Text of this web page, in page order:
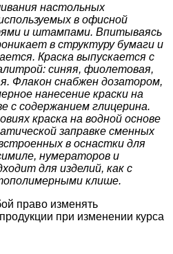
настольных
в офисной
и штампами. Впитываясь
в структуру бумаги и
Краска выпускается с
синяя, фиолетовая,
Флакон снабжен дозатором,
нанесение краски на
с содержанием глицерина.
краска на водной основе
заправке сменных
в оснастки для
нумераторов и
для изделий, как с
клише.
право изменять
при изменении курса